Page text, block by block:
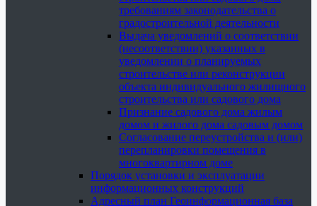
требованиям законодательства о
градостроительной деятельности
Выдача уведомлений о соответствии
(несоответствии) указанных в
уведомлении о планируемых
строительстве или реконструкции
объекта индивидуального жилищного
строительства или садового дома
Признание садового дома жилым
домом и жилого дома садовым домом
Согласование переустройства и (или)
перепланировки помещения в
многоквартирном доме
Порядок установки и эксплуатации
информационных конструкций
Адресный план Геоинформационная база